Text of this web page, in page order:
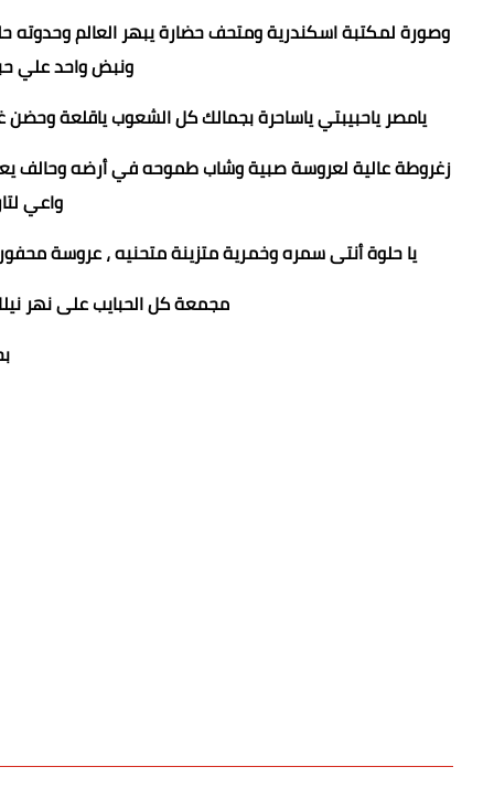
وصورة لمكتبة اسكندرية ومتحف حضارة يبهر العالم وحدوته
ونبض واحد علي
يامصر ياحبيبتي ياساحرة بجمالك كل الشعوب ياقلعة
زغروطة عالية لعروسة صبية وشاب طموحه في أرضه وحالف
واعي
يا حلوة أنتى سمره وخمرية متزينة متحنيه ، عروسة
مجمعة كل الحبايب على نهر